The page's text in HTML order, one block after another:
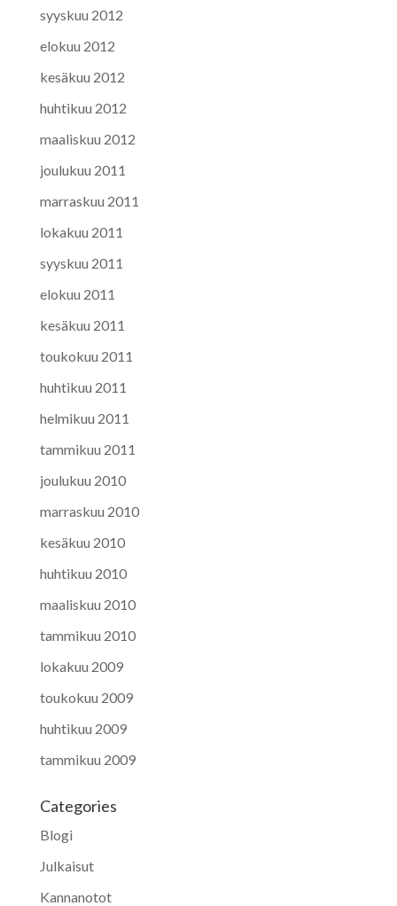
syyskuu 2012
elokuu 2012
kesäkuu 2012
huhtikuu 2012
maaliskuu 2012
joulukuu 2011
marraskuu 2011
lokakuu 2011
syyskuu 2011
elokuu 2011
kesäkuu 2011
toukokuu 2011
huhtikuu 2011
helmikuu 2011
tammikuu 2011
joulukuu 2010
marraskuu 2010
kesäkuu 2010
huhtikuu 2010
maaliskuu 2010
tammikuu 2010
lokakuu 2009
toukokuu 2009
huhtikuu 2009
tammikuu 2009
Categories
Blogi
Julkaisut
Kannanotot